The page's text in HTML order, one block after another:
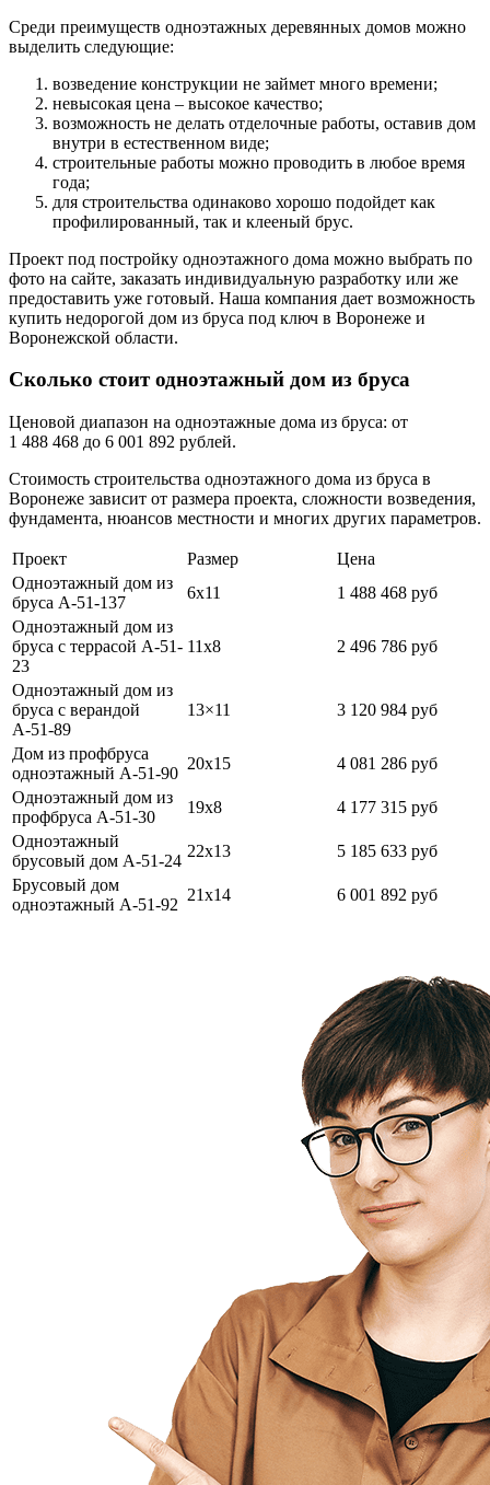
Среди преимуществ одноэтажных деревянных домов можно
выделить следующие:
возведение конструкции не займет много времени;
невысокая цена – высокое качество;
возможность не делать отделочные работы, оставив дом
внутри в естественном виде;
строительные работы можно проводить в любое время
года;
для строительства одинаково хорошо подойдет как
профилированный, так и клееный брус.
Проект под постройку одноэтажного дома можно выбрать по
фото на сайте, заказать индивидуальную разработку или же
предоставить уже готовый. Наша компания дает возможность
купить недорогой дом из бруса под ключ в Воронеже и
Воронежской области.
Сколько стоит одноэтажный дом из бруса
Ценовой диапазон на одноэтажные дома из бруса: от
1 488 468 до 6 001 892 рублей.
Стоимость строительства одноэтажного дома из бруса в
Воронеже зависит от размера проекта, сложности возведения,
фундамента, нюансов местности и многих других параметров.
Проект Размер
Цена
Одноэтажный дом из
бруса А-51-137
6х11
1 488 468 руб
Одноэтажный дом из
бруса с террасой А-51-
23
11х8 2 496 786 руб
Одноэтажный дом из
бруса с верандой
А-51-89
13×11 3 120 984 руб
Дом из профбруса
одноэтажный А-51-90
20х15
4 081 286 руб
Одноэтажный дом из
профбруса А-51-30
19х8
4 177 315 руб
Одноэтажный
брусовый дом А-51-24
22х13
5 185 633 руб
Брусовый дом
одноэтажный А-51-92
21х14 6 001 892 руб